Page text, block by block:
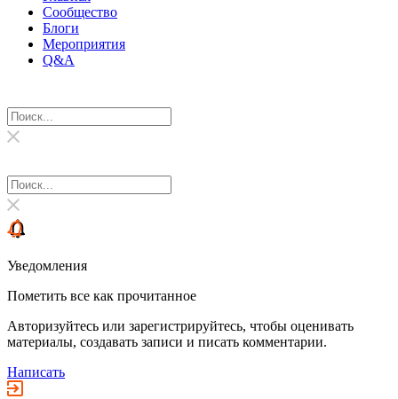
Сообщество
Блоги
Мероприятия
Q&A
Уведомления
Пометить все как прочитанное
Авторизуйтесь или зарегистрируйтесь, чтобы оценивать
материалы, создавать записи и писать комментарии.
Написать